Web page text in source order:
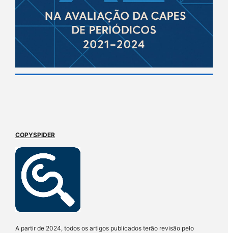
COPYSPIDER
A partir de 2024, todos os artigos publicados terão revisão pelo